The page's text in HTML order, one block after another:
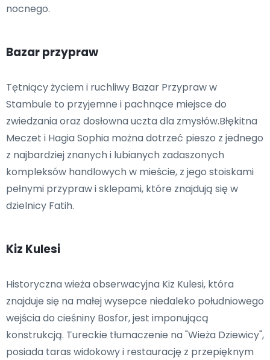
nocnego.
Bazar przypraw
Tętniący życiem i ruchliwy Bazar Przypraw w
Stambule to przyjemne i pachnące miejsce do
zwiedzania oraz dosłowna uczta dla zmysłów.Błękitna
Meczet i Hagia Sophia można dotrzeć pieszo z jednego
z najbardziej znanych i lubianych zadaszonych
kompleksów handlowych w mieście, z jego stoiskami
pełnymi przypraw i sklepami, które znajdują się w
dzielnicy Fatih.
Kiz Kulesi
Historyczna wieża obserwacyjna Kiz Kulesi, która
znajduje się na małej wysepce niedaleko południowego
wejścia do cieśniny Bosfor, jest imponującą
konstrukcją. Tureckie tłumaczenie na "Wieża Dziewicy",
posiada taras widokowy i restaurację z przepięknym